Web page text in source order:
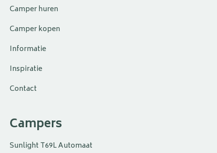
Camper huren
Camper kopen
Informatie
Inspiratie
Contact
Campers
Sunlight T69L Automaat